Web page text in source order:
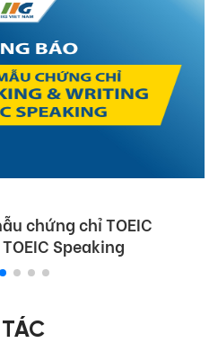
chứng chỉ TOEIC
Speaking